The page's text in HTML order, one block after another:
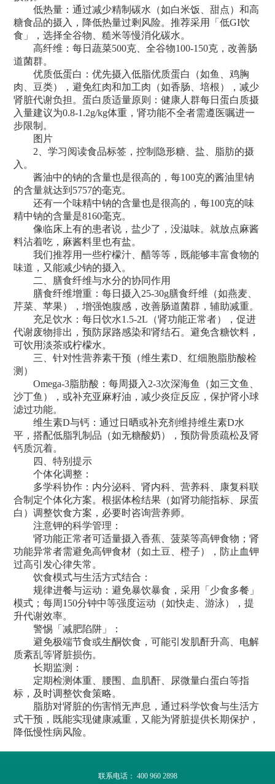
低热量：通过减少精制碳水（如白米饭、甜点）和高
糖食品的摄入，降低热量过剩风险。推荐采用「低GI饮
食」，选择全谷物、糙米等慢消化碳水。
高纤维：每日蔬菜500克、全谷物100-150克，改善肠
道菌群。
优质低蛋白：优先摄入低脂优质蛋白（如鱼、鸡胸
肉、豆类），避免红肉和加工肉（如香肠、培根），减少
肾脏代谢负担。蛋白质适量原则：健康人群每日蛋白质摄
入量建议为0.8-1.2g/kg体重，肾功能不全者需遵医嘱进一
步限制。
图片
2、学习阅读食品标签，控制隐形糖、盐、脂肪的摄
入。
酱油中的钠的含量也是很高的，每100克的酱油里钠
的含量就达到5757的毫克。
还有一个味精中钠的含量也是很高的，每100克的味
精中钠的含量是8160毫克。
像临床上有的患者说，盐少了，没滋味。就放点麻酱
料沾着吃，麻酱料里也有盐。
我们推荐用一些柠檬汁、醋等等，既能够丰富食物的
味道，又能减少钠的摄入。
二、膳食纤维与水分的协同作用
膳食纤维增重：每日摄入25-30g膳食纤维（如燕麦、
芹菜、苹果），增强饱腹感，改善肠道菌群，辅助减重。
充足饮水：每日饮水1.5-2L（肾功能正常者），促进
代谢废物排出，预防尿路感染和肾结石。避免含糖饮料，
可饮用淡茶或柠檬水。
三、针对性营养素干预（维生素D、红细胞脂肪酸检
测）
Omega-3脂肪酸：每周摄入2-3次深海鱼（如三文鱼、
沙丁鱼），或补充亚麻籽油，减少炎症反应，保护肾小球
滤过功能。
维生素D与钙：通过日晒或补充剂维持维生素D水
平，搭配低脂乳制品（如无糖酸奶），预防骨质疏松及肾
钙质沉着。
四、特别提示
个体化调整：
多学科协作：内分泌科、肾内科、营养科、康复科联
合制定个体化方案。根据体检结果（如肾功能指标、尿蛋
白）调整饮食方案，必要时咨询营养师。
注意钾的科学管理：
肾功能正常者可适量摄入香蕉、菠菜等高钾食物；肾
功能异常者需避免高钾食材（如土豆、橙子），防止血钾
过高引发心律失常。
饮食模式与生活方式结合：
规律进餐与运动：避免暴饮暴食，采用「少食多餐」
模式；每周150分钟中等强度运动（如快走、游泳），提
升代谢效率。
警惕「减肥陷阱」：
避免极端节食或生酮饮食，可能引发肌酐升高、电解
质紊乱等肾脏损伤。
长期监测：
定期检测体重、腰围、血肌酐、尿微量白蛋白等指
标，及时调整饮食策略。
脂肪对肾脏的伤害悄无声息，通过科学饮食与生活方
式干预，既能实现健康减重，又能为肾脏提供长期保护，
降低慢性病风险。
联系电话： 400 960 2898